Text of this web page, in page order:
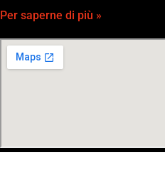
Per saperne di più »